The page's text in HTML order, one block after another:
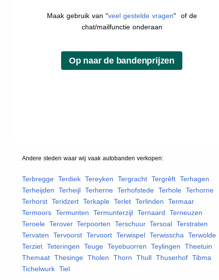
Maak gebruik van "veel gestelde vragen" of de
chat/mailfunctie onderaan
Andere steden waar wij vaak autobanden verkopen:
Terbregge Terdiek Tereyken Tergracht Tergrêft Terhagen
Terheijden
Terheijl Terherne Terhofstede Terhole Terhorne
Terhorst Teridzert Terkaple Terlet Terlinden Termaar,
Termoors Termunten Termunterzijl Ternaard Terneuzen
Teroele Terover, Terpoorten Terschuur, Tersoal Terstraten
Tervaten
Tervoorst Tervoort Terwispel Terwisscha Terwolde
Terziet Teteringen Teuge Teyebuorren Teylingen Theetuin
Themaat Thesinge Tholen Thorn Thull Thuserhof Tibma
Tichelwurk Tiel